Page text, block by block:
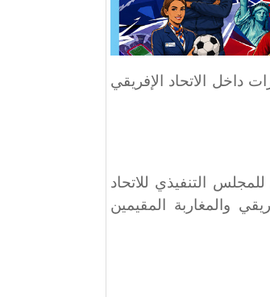
داخل الاتحاد الإفريقي
التنفيذي للاتحاد
والمغاربة المقيمين